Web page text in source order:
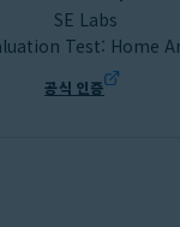
SE Labs
Test: Home
공식 인증